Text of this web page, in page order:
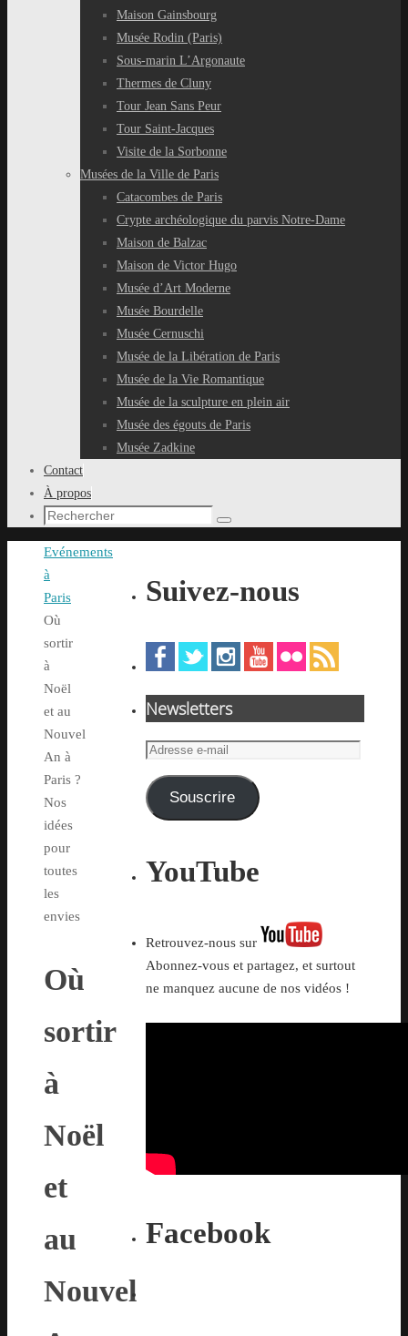
Maison Gainsbourg
Musée Rodin (Paris)
Sous-marin L’Argonaute
Thermes de Cluny
Tour Jean Sans Peur
Tour Saint-Jacques
Visite de la Sorbonne
Musées de la Ville de Paris
Catacombes de Paris
Crypte archéologique du parvis Notre-Dame
Maison de Balzac
Maison de Victor Hugo
Musée d’Art Moderne
Musée Bourdelle
Musée Cernuschi
Musée de la Libération de Paris
Musée de la Vie Romantique
Musée de la sculpture en plein air
Musée des égouts de Paris
Musée Zadkine
Contact
À propos
Recherche
:
Rechercher
Accueil
Evénements
à
Paris
Où
sortir
à
Noël
et au
Nouvel
An à
Paris ?
Nos
idées
pour
toutes
les
envies
Où
sortir
à
Noël
et
au
Nouvel
Suivez-nous
Newsletters
Adresse
mail Souscrire
YouTube
Retrouvez-nous sur
Abonnez-vous et partagez, et surtout
ne manquez aucune de nos vidéos !
Facebook